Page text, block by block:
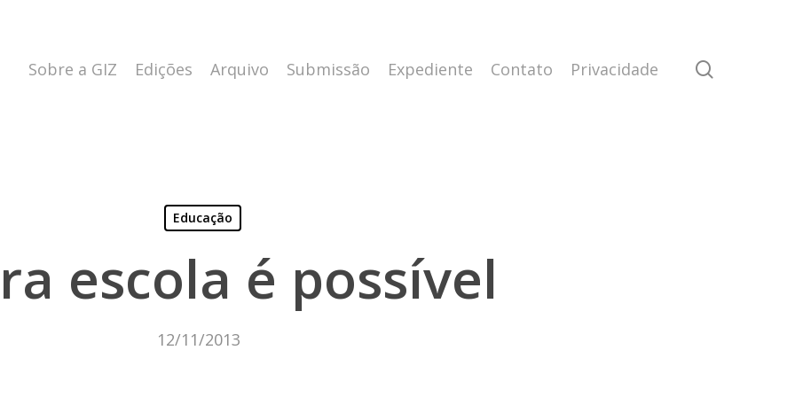
Sobre a GIZ Edições Arquivo Submissão Expediente Contato Privacidade
Educação
escola é possível
12/11/2013